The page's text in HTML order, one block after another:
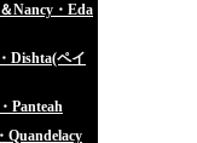
Nancy・Eda
Dishta(ペイ
Panteah